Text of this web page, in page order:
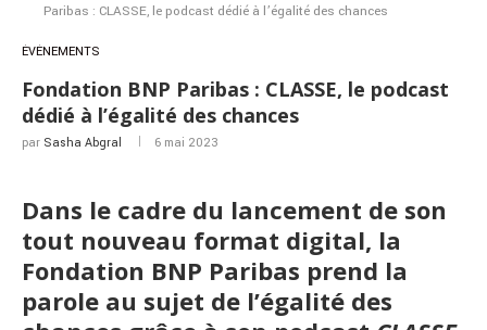
Paribas : CLASSE, le podcast dédié à l’égalité des chances
ÉVÉNEMENTS
Fondation BNP Paribas : CLASSE, le podcast
dédié à l’égalité des chances
par Sasha Abgral 6 mai 2023
Dans le cadre du lancement de son
tout nouveau format digital, la
Fondation BNP Paribas prend la
parole au sujet de l’égalité des